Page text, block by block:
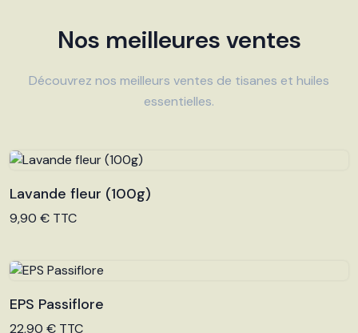
Nos meilleures ventes
Découvrez nos meilleurs ventes de tisanes et huiles
essentielles.
Voir le produit
Lavande fleur (100g)
9,90 € TTC
Voir le produit
EPS Passiflore
22,90 € TTC